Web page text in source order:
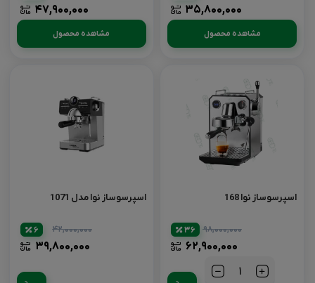
۳۵,۸۰۰,۰۰۰
مشاهده محصول
۴۷,۹۰۰,۰۰۰
مشاهده محصول
اسپرسوساز نوا 168
۹۸,۰۰۰,۰۰۰
۶۲,۹۰۰,۰۰۰
36
تعداد
اسپرسوساز نوا مدل 1071
۴۲,۰۰۰,۰۰۰
۳۹,۸۰۰,۰۰۰
6